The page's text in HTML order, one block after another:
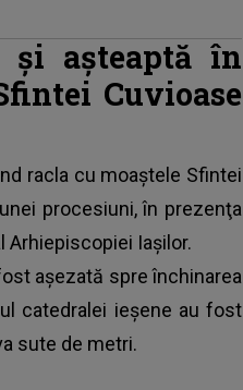
așteaptă în
Cuvioase
racla cu moaștele Sfintei
procesiuni, în prezenţa
Arhiepiscopiei Iaşilor.
așezată spre închinarea
catedralei ieşene au fost
sute de metri.